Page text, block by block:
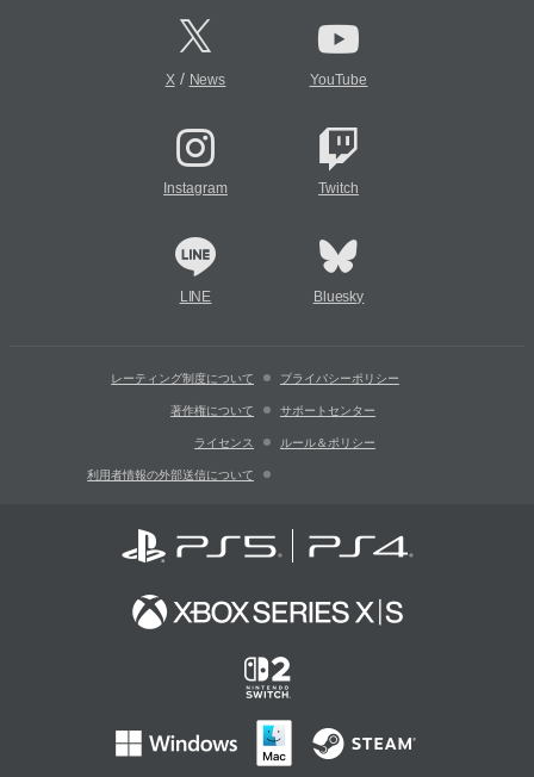
X/ News YouTube
Instagram Twitch
LINE Bluesky
レーティング制度について プライバシーポリシー
著作権について サポートセンター
ライセンス ルール＆ポリシー
利用者情報の外部送信について